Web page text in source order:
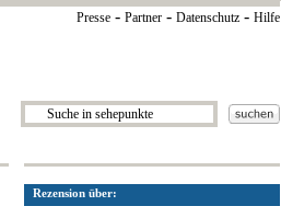
Presse - Partner - Datenschutz - Hilfe
Rezension über: